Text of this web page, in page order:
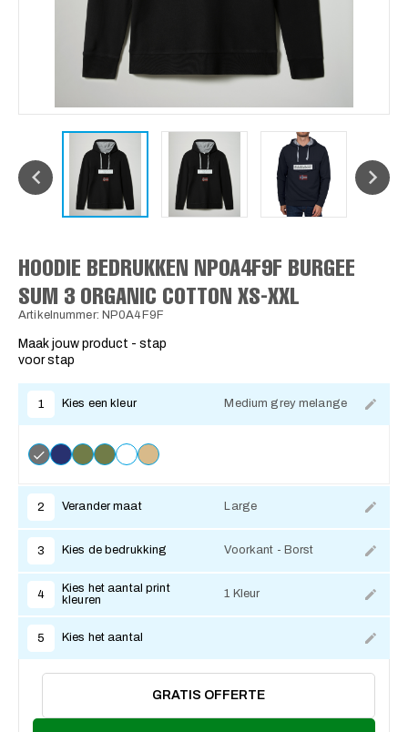
HOODIE BEDRUKKEN NP0A4F9F BURGEE
SUM 3 ORGANIC COTTON XS-XXL
Artikelnummer: NP0A4F9F
Maak jouw product - stap
voor stap
1 Kies een kleur Medium grey melange
2 Verander maat Large
3 Kies de bedrukking Voorkant - Borst
4
Kies het aantal print
kleuren
1 Kleur
5 Kies het aantal
GRATIS OFFERTE